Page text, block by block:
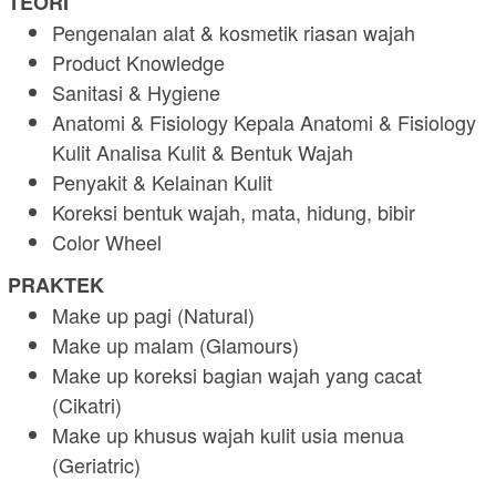
Pengenalan alat & kosmetik riasan wajah
Product Knowledge
Sanitasi & Hygiene
Anatomi & Fisiology Kepala Anatomi & Fisiology
Kulit Analisa Kulit & Bentuk Wajah
Penyakit & Kelainan Kulit
Koreksi bentuk wajah, mata, hidung, bibir
Color Wheel
PRAKTEK
Make up pagi (Natural)
Make up malam (Glamours)
Make up koreksi bagian wajah yang cacat
(Cikatri)
Make up khusus wajah kulit usia menua
(Geriatric)